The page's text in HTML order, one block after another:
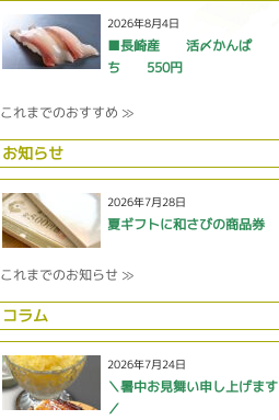
2026年8月4日
■長崎産 活〆かんぱ
ち 550円
これまでのおすすめ ≫
お知らせ
2026年7月28日
夏ギフトに和さびの商品券
これまでのお知らせ ≫
コラム
2026年7月24日
＼暑中お見舞い申し上げます
／